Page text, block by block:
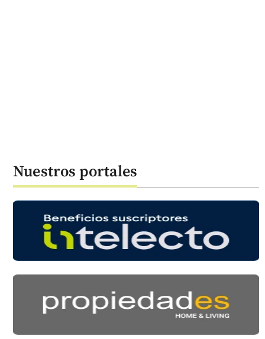
Nuestros portales